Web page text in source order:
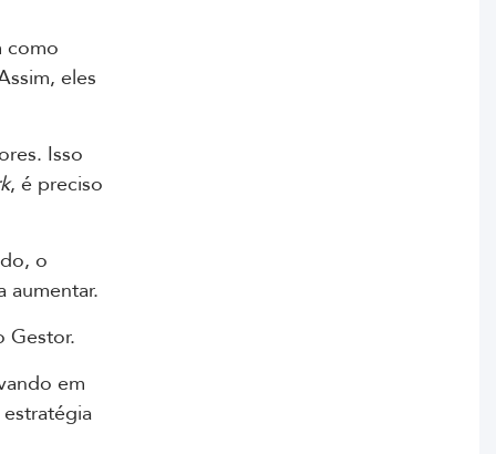
como
eles
Isso
, é preciso
o
Gestor.
em